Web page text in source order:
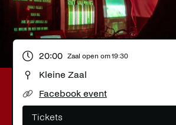
20:00 Zaal open om19:30
Kleine Zaal
Facebook event
Tickets